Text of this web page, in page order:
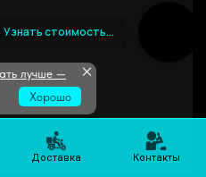
Доставка Контакты
Узнать стоимость...
лучше —
×
Хорошо